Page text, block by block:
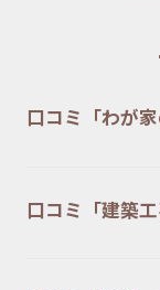
口コミ「わが
口コミ「建築工